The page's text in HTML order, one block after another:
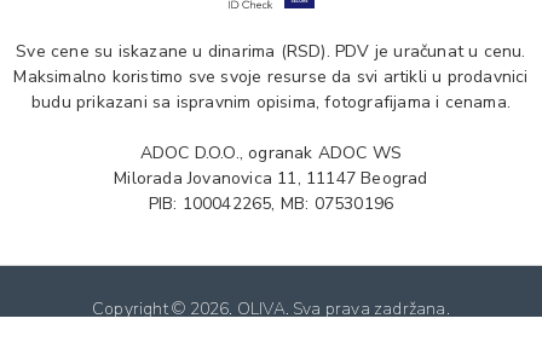
Sve cene su iskazane u dinarima (RSD). PDV je uračunat u cenu.
Maksimalno koristimo sve svoje resurse da svi artikli u prodavnici
budu prikazani sa ispravnim opisima, fotografijama i cenama.
ADOC D.O.O., ogranak ADOC WS
Milorada Jovanovica 11, 11147 Beograd
PIB: 100042265, MB: 07530196
Copyright © 2026. OLIVA. Sva prava zadržana.